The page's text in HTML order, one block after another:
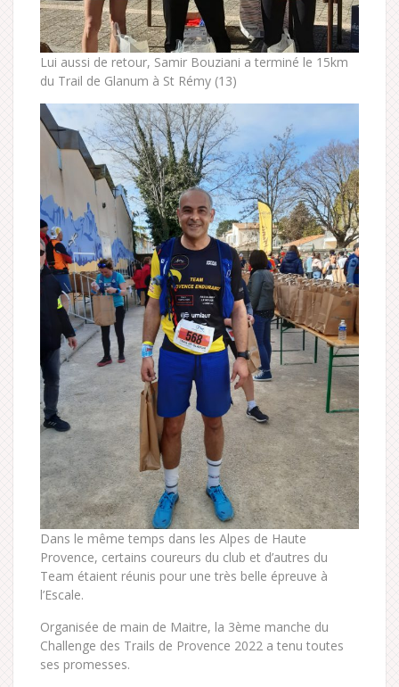
Lui aussi de retour, Samir Bouziani a terminé le 15km
du Trail de Glanum à St Rémy (13)
Dans le même temps dans les Alpes de Haute
Provence, certains coureurs du club et d’autres du
Team étaient réunis pour une très belle épreuve à
l’Escale.
Organisée de main de Maitre, la 3ème manche du
Challenge des Trails de Provence 2022 a tenu toutes
ses promesses.